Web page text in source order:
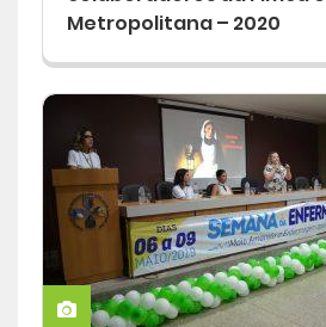
Metropolitana – 2020